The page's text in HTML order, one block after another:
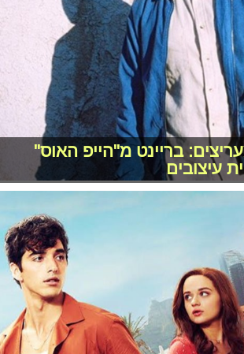
בריינט מ"הייפ האוס"
עיצובים